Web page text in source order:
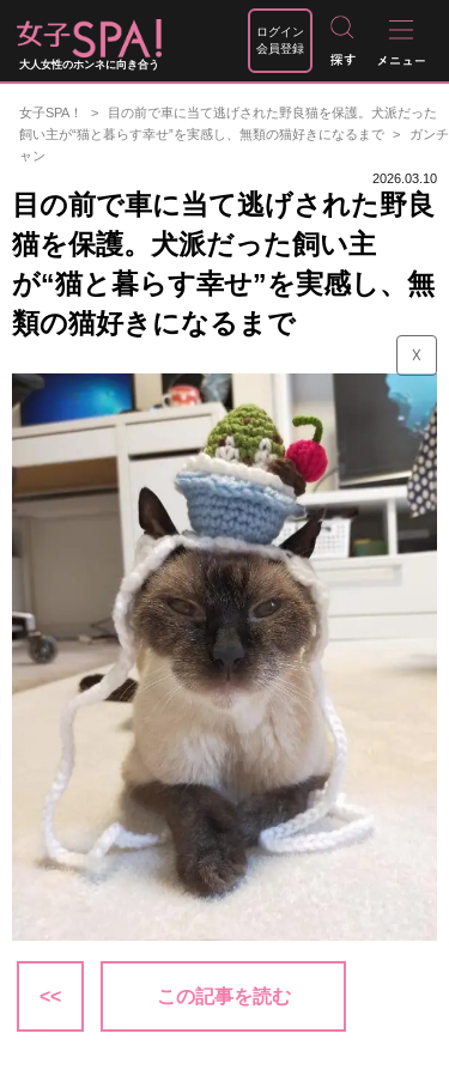
大人女性のホンネに向き合う
ログイン
会員登録
女子SPA！
目の前で車に当て逃げされた野良猫を保護。犬派だった
飼い主が“猫と暮らす幸せ”を実感し、無類の猫好きになるまで
ガンチ
ャン
2026.03.10
目の前で車に当て逃げされた野良
猫を保護。犬派だった飼い主
が“猫と暮らす幸せ”を実感し、無
類の猫好きになるまで
☓
<< この記事を読む